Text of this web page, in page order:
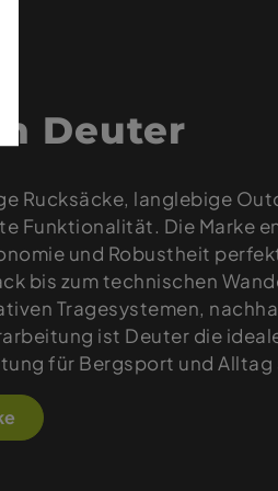
Deuter
Rucksäcke, langlebige
Funktionalität. Die Marke
und Robustheit
bis zum technischen
Tragesystemen,
ist Deuter die
für Bergsport und Alltag